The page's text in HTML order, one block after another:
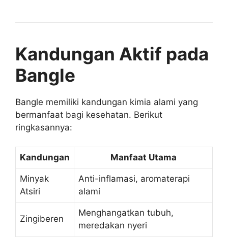
Kandungan Aktif pada
Bangle
Bangle memiliki kandungan kimia alami yang
bermanfaat bagi kesehatan. Berikut
ringkasannya:
Kandungan Manfaat Utama
Minyak
Atsiri
Anti-inflamasi, aromaterapi
alami
Zingiberen
Menghangatkan tubuh,
meredakan nyeri